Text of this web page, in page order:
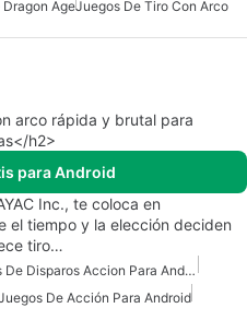
AgeJuegos De Tiro Con Arco
arco rápida y brutal para
h2>
para Android
Inc., te coloca en
el tiempo y la elección deciden
tiro…
Juegos De Disparos Accion Para Android
De Acción Para Android